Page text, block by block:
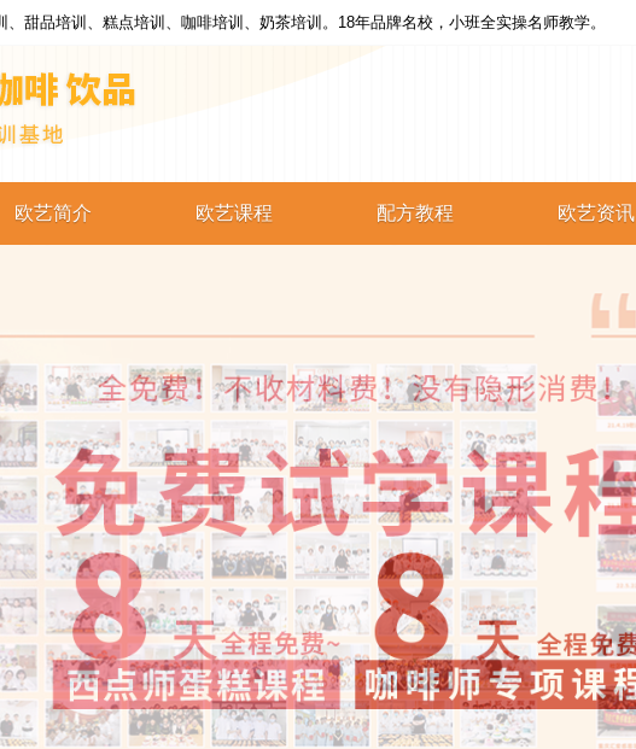
甜品培训、糕点培训、咖啡培训、奶茶培训。18年品牌名校，小班全实操名师教学。
欧艺简介 欧艺课程
烘焙培训
咖啡培训
奶茶培训
饮品培训
调酒培训
配方教程
烘焙配方
咖啡配方
奶茶配方
饮品配方
调酒配方
欧艺资讯